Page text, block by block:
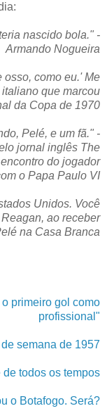
nascido bola." -
Armando Nogueira
osso, como eu.' Me
que marcou
da Copa de 1970
Pelé, e um fã." -
jornal inglês The
do jogador
o Papa Paulo VI
Unidos. Você
ao receber
na Casa Branca
primeiro gol como
profissional"
semana de 1957
todos os tempos
o Botafogo. Será?